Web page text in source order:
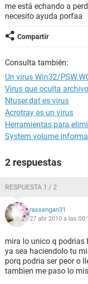
me está echando a
necesito ayuda porfaa
Compartir
Consulta también:
Un virus Win32/
Virus que oculta
Ntuser.dat es virus
Acrotray es un virus
Herramientas para
System volume
2 respuestas
RESPUESTA 1 / 2
rassengan31
27 abr 2010 a las
mira lo unico q podrias
ya sea haciendolo tu
porq podria ser peor o
tambien me paso lo